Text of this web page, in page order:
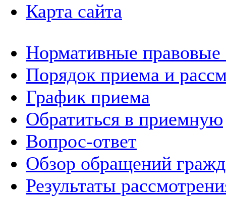
Карта сайта
Нормативные правовые
Порядок приема и
График приема
Обратиться в приемную
Вопрос-ответ
Обзор обращений
Результаты